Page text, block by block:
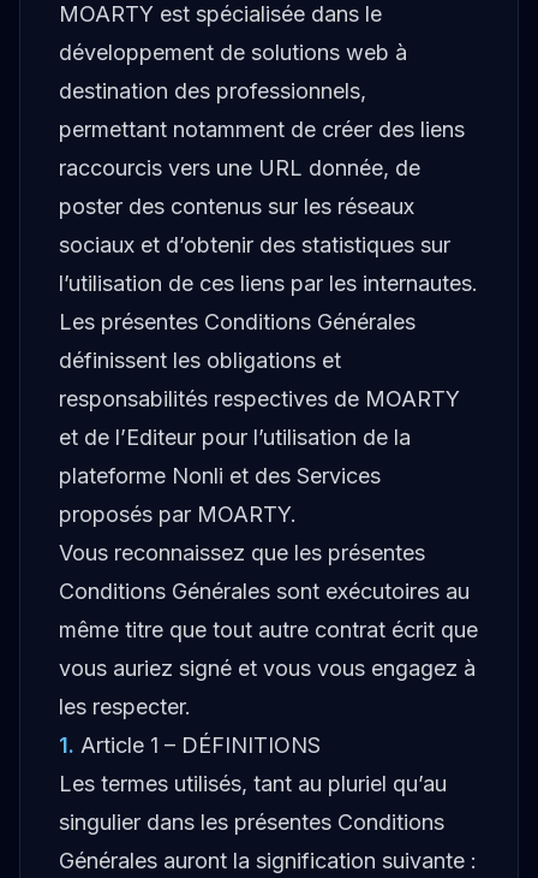
MOARTY est spécialisée dans le
développement de solutions web à
destination des professionnels,
permettant notamment de créer des liens
raccourcis vers une URL donnée, de
poster des contenus sur les réseaux
sociaux et d’obtenir des statistiques sur
l’utilisation de ces liens par les internautes.
Les présentes Conditions Générales
définissent les obligations et
responsabilités respectives de MOARTY
et de l’Editeur pour l’utilisation de la
plateforme Nonli et des Services
proposés par MOARTY.
Vous reconnaissez que les présentes
Conditions Générales sont exécutoires au
même titre que tout autre contrat écrit que
vous auriez signé et vous vous engagez à
les respecter.
1. Article 1 – DÉFINITIONS
Les termes utilisés, tant au pluriel qu’au
singulier dans les présentes Conditions
Générales auront la signification suivante :